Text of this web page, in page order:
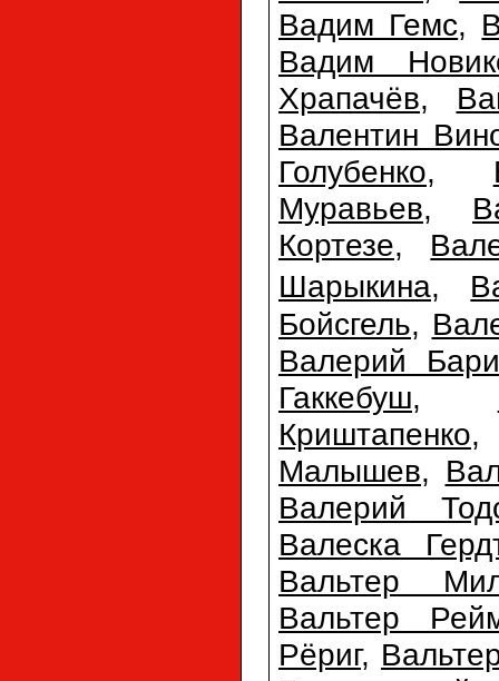
Вадим Гемс,
Вадим
Храпачёв,
Валентин
Голубенко,
Муравьев,
Кортезе,
Шарыкина,
Бойсгель,
Валерий
Гаккебуш,
Криштапенко
Малышев,
Валерий
Валеска
Вальтер
Вальтер
Рёриг,